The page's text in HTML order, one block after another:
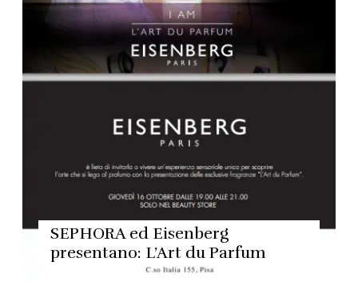
SEPHORA ed Eisenberg
presentano: L’Art du Parfum